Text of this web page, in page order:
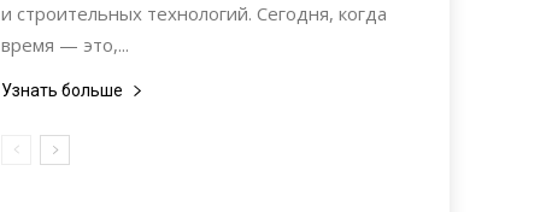
и строительных технологий. Сегодня, когда
время — это,...
Узнать больше